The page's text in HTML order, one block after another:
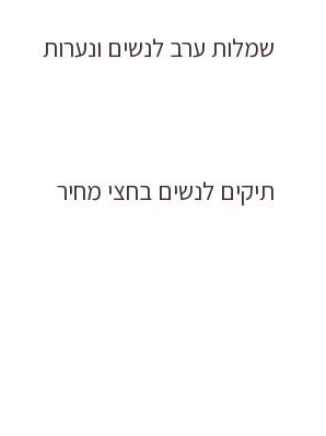
שמלות ערב לנשים ונערות
תיקים לנשים בחצי מחיר